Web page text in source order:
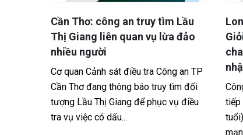
Cần Thơ: công an truy tìm Lầu
Thị Giang liên quan vụ lừa đảo
nhiều người
Cơ quan Cảnh sát điều tra Công an TP
Cần Thơ đang thông báo truy tìm đối
tượng Lầu Thị Giang để phục vụ điều
tra vụ việc có dấu...
tiếp